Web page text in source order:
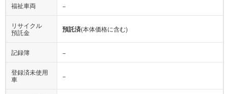
福祉車両 −
リサイクル
預託金
預託済(本体価格に含む)
記録簿 −
登録済未使用
車
−